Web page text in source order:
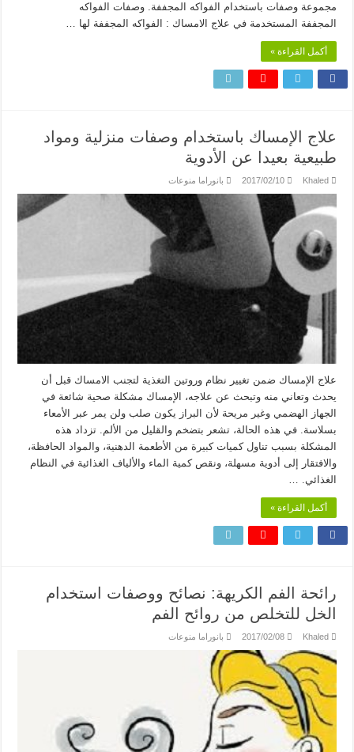
مجموعة وصفات باستخدام الفواكه المجففة. وصفات الفواكه
المجففة المستخدمة في علاج الامساك : الفواكه المجففة لها …
أكمل القراءة »
علاج الإمساك باستخدام وصفات منزلية ومواد
طبيعية بعيدا عن الأدوية
Khaled
2017/02/10 بانوراما منوعات
علاج الإمساك ضمن تغيير نظام وروتين التغذية لتجنب الامساك قبل أن
يحدث وتعاني منه وتبحث عن علاجه، الإمساك مشكلة صحية شائعة في
الجهاز الهضمي وغير مريحة لأن البراز يكون صلب ولن يمر عبر الأمعاء
بسلاسة. في هذه الحالة، تشعر بتضخم والقليل من الألم. تزداد هذه
المشكلة بسبب تناول كميات كبيرة من الأطعمة الدهنية، والمواد الحافظة،
والافتقار إلى أدوية مسهلة، ونقص كمية الماء والألياف الغذائية في النظام
الغذائي. …
أكمل القراءة »
رائحة الفم الكريهة: نصائح ووصفات استخدام
الخل للتخلص من روائح الفم
Khaled
2017/02/08 بانوراما منوعات